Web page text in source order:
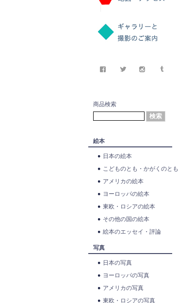
商品検索
絵本
日本の絵本
こどものとも・かがくのとも
アメリカの絵本
ヨーロッパの絵本
東欧・ロシアの絵本
その他の国の絵本
絵本のエッセイ・評論
写真
日本の写真
ヨーロッパの写真
アメリカの写真
東欧・ロシアの写真